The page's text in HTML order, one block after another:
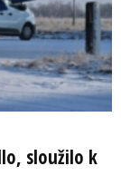
sloužilo k